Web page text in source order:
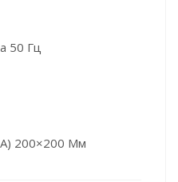
50 Гц
200×200 Мм